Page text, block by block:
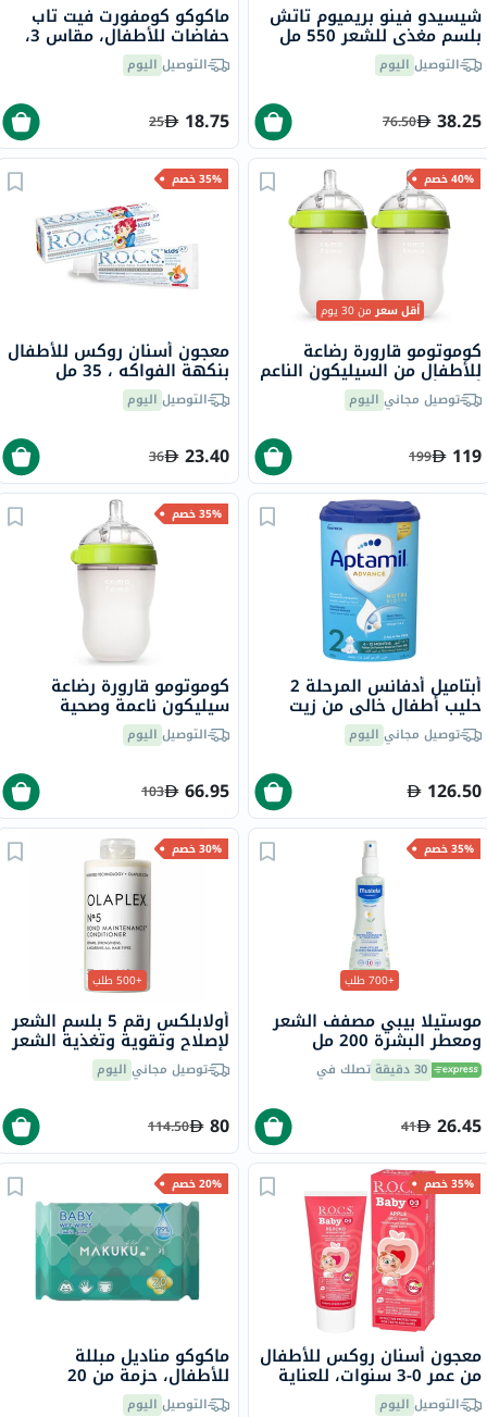
شيسيدو فينو بريميوم تاتش
بلسم مغذي للشعر 550 مل
التوصيل اليوم
38.25
76.50
ماكوكو كومفورت فيت تاب
حفاضات للأطفال، مقاس 3،
كجم، حزمه من 28
التوصيل اليوم
18.75
25
40% خصم
أقل سعرمن 30 يوم
كوموتومو قارورة رضاعة
للأطفال من السيليكون الناعم
أخضر/أبيض 250 مل حزمة من
قطعتين
توصيل مجاني اليوم
119
199
35% خصم
معجون أسنان روكس للأطفال
بنكهة الفواكه ، 35 مل
التوصيل اليوم
23.40
36
أبتاميل أدفانس المرحلة 2
حليب أطفال خالي من زيت
جرامتوصيل مجاني اليوم
126.50
35% خصم
كوموتومو قارورة رضاعة
سيليكون ناعمة وصحية
بإحساس طبيعي للأطفال -
أخضر/أبيض 250 مل
التوصيل اليوم
66.95
103
35% خصم
+700 طلب
موستيلا بيبي مصفف الشعر
ومعطر البشرة 200 مل
30 دقيقة تصلك في
26.45
41
30% خصم
+500 طلب
أولابلكس رقم 5 بلسم الشعر
لإصلاح وتقوية وتغذية الشعر
250 ملتوصيل مجاني اليوم
80
114.50
35% خصم
معجون أسنان روكس للأطفال
من عمر 0-3 سنوات، للعناية
الطيفة برائحة التفاح، 45 جرام
التوصيل اليوم
20% خصم
ماكوكو مناديل مبللة
للأطفال، حزمة من 20
التوصيل اليوم